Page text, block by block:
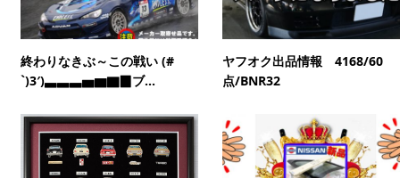
終わりなきぶ～この戦い (#
`)3′)▃▃▃▅▆▇▉ブ...
ヤフオク出品情報 4168/60
点/BNR32